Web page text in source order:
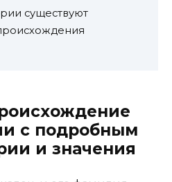
существуют
с подробным
и значения